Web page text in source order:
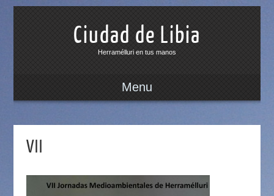
Ciudad de Libia
Herramélluri en tus manos
Menu
VII